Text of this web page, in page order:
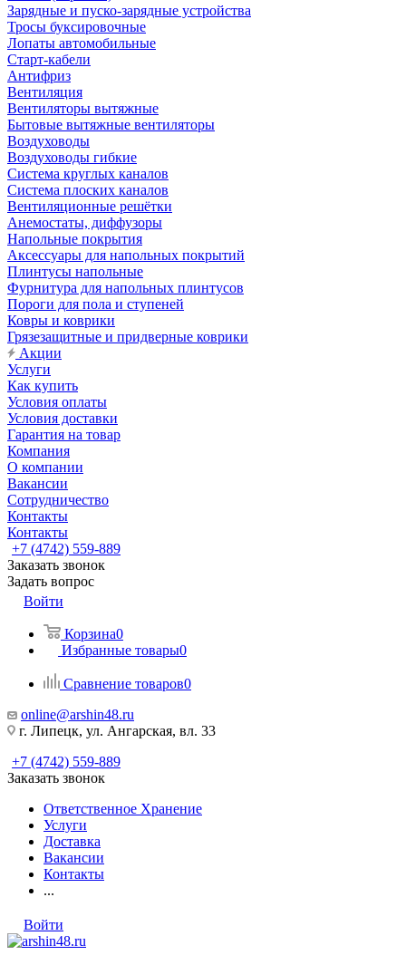
Зарядные и пуско-зарядные устройства
Тросы буксировочные
Лопаты автомобильные
Старт-кабели
Антифриз
Вентиляция
Вентиляторы вытяжные
Бытовые вытяжные вентиляторы
Воздуховоды
Воздуховоды гибкие
Система круглых каналов
Система плоских каналов
Вентиляционные решётки
Анемостаты, диффузоры
Напольные покрытия
Аксессуары для напольных покрытий
Плинтусы напольные
Фурнитура для напольных плинтусов
Пороги для пола и ступеней
Ковры и коврики
Грязезащитные и придверные коврики
Акции
Услуги
Как купить
Условия оплаты
Условия доставки
Гарантия на товар
Компания
О компании
Вакансии
Сотрудничество
Контакты
Контакты
+7 (4742) 559-889
Заказать звонок
Задать вопрос
Войти
Корзина0
Избранные товары0
Сравнение товаров0
online@arshin48.ru
г. Липецк, ул. Ангарская, вл. 33
+7 (4742) 559-889
Заказать звонок
Ответственное Хранение
Услуги
Доставка
Вакансии
Контакты
...
Войти